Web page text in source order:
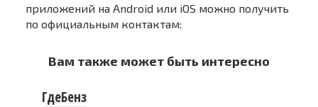
приложений на Android или iOS можно получить
по официальным контактам:
Вам также может быть интересно
ГдеБенз